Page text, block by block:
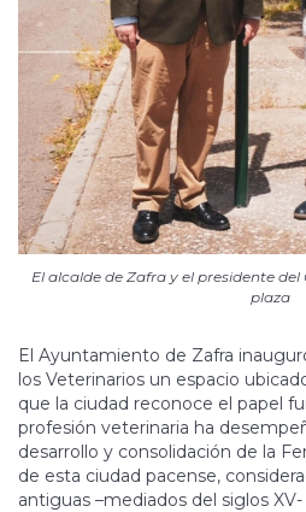
El alcalde de Zafra y el presidente
plaza
El Ayuntamiento de Zafra
los Veterinarios un espacio
que la ciudad reconoce el papel
profesión veterinaria ha
desarrollo y consolidación de la
de esta ciudad pacense,
antiguas –mediados del siglos